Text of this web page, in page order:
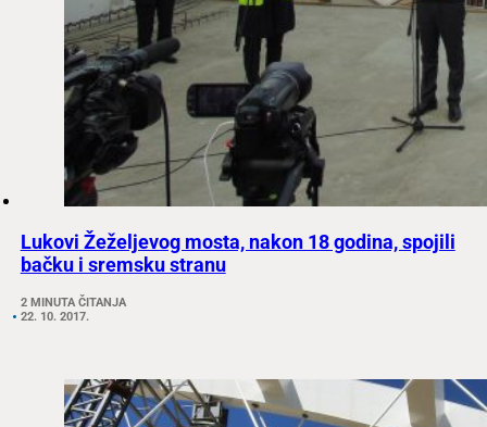
Lukovi Žeželjevog mosta, nakon 18 godina, spojili
bačku i sremsku stranu
2 MINUTA ČITANJA
22. 10. 2017.